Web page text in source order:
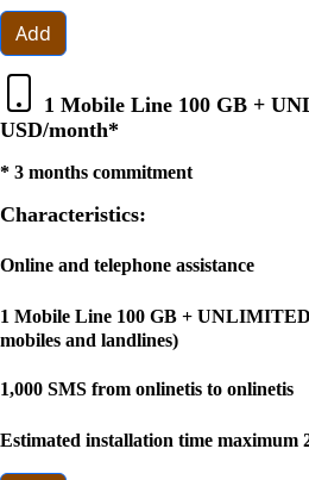
Add
1 Mobile Line 100 GB +
USD/month*
* 3 months commitment
Characteristics:
Online and telephone assistance
1 Mobile Line 100 GB +
mobiles and landlines)
1,000 SMS from onlinetis to onlinetis
Estimated installation time maximum